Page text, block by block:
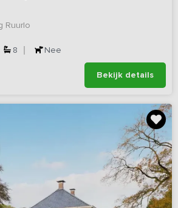
Ruurlo
8 Nee
Bekijk details